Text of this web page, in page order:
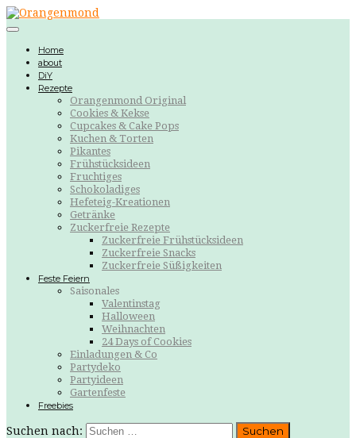
Home
about
DiY
Rezepte
Orangenmond Original
Cookies & Kekse
Cupcakes & Cake Pops
Kuchen & Torten
Pikantes
Frühstücksideen
Fruchtiges
Schokoladiges
Hefeteig-Kreationen
Getränke
Zuckerfreie Rezepte
Zuckerfreie Frühstücksideen
Zuckerfreie Snacks
Zuckerfreie Süßigkeiten
Feste Feiern
Saisonales
Valentinstag
Halloween
Weihnachten
24 Days of Cookies
Einladungen & Co
Partydeko
Partyideen
Gartenfeste
Freebies
Suchen nach: